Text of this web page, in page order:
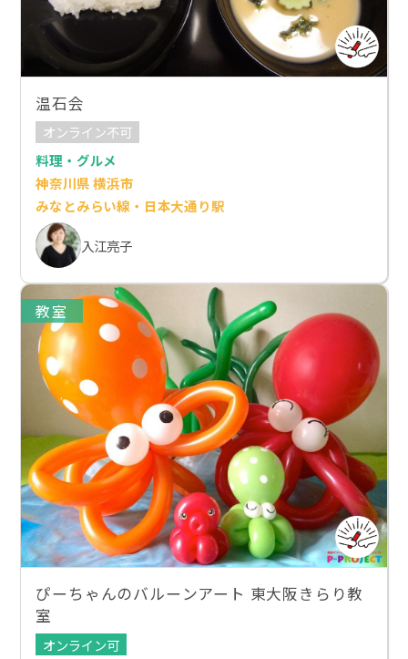
温石会
オンライン不可
料理・グルメ
神奈川県 横浜市
みなとみらい線・日本大通り駅
入江亮子
教室
ぴーちゃんのバルーンアート 東大阪きらり教
室
オンライン可